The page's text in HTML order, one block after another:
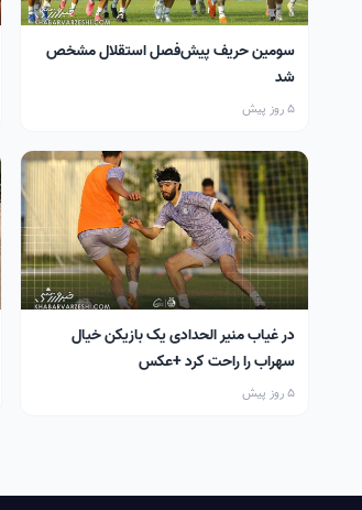
سومین حریف پیش‌فصل استقلال مشخص
شد
5 روز پیش
در غیاب منیر الحدادی یک بازیکن خیال
سهراب را راحت کرد +عکس
5 روز پیش